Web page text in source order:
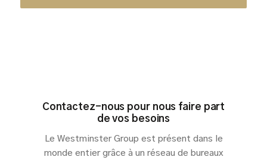
Contactez-nous pour nous faire part
de vos besoins
Le Westminster Group est présent dans le
monde entier grâce à un réseau de bureaux